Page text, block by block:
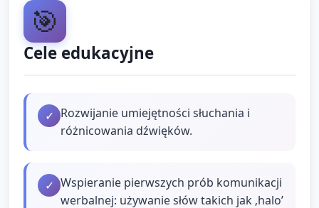
🎯
Cele edukacyjne
✓ Rozwijanie umiejętności słuchania i
różnicowania dźwięków.
✓ Wspieranie pierwszych prób komunikacji
werbalnej: używanie słów takich jak ‚halo’